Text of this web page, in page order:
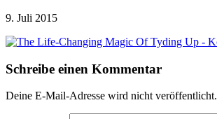
9. Juli 2015
Leser-
Schreibe einen Kommentar
Deine E-Mail-Adresse wird nicht veröffentlicht.